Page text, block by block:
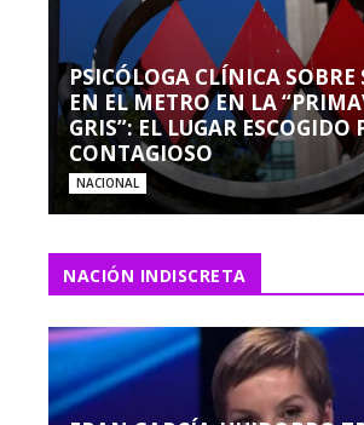
PSICÓLOGA CLÍNICA
EN EL METRO EN LA
GRIS”: EL LUGAR ESCOGIDO
CONTAGIOSO
NACIONAL
NACIÓN INDISCRETA